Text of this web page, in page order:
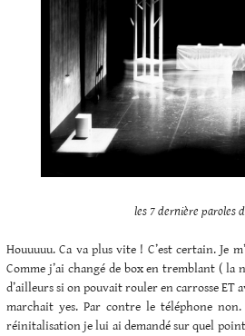
les 7 dernière paroles
Houuuuu. Ca va plus vite ! C’est certain. Je
Comme j’ai changé de box en tremblant ( la
d’ailleurs si on pouvait rouler en carrosse ET
marchait yes. Par contre le téléphone
réinitalisation je lui ai demandé sur quel